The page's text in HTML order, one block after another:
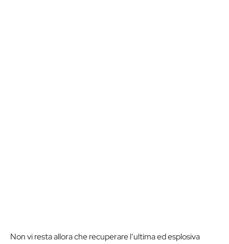
Non vi resta allora che recuperare l’ultima ed esplosiva